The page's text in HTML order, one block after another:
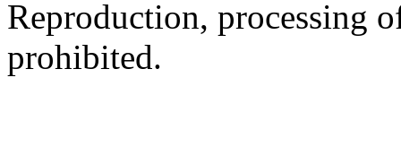
Reproduction, processing
prohibited.